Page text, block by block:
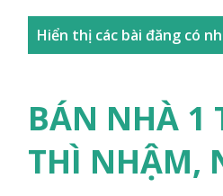
Hiển thị các bài đăng có
BÁN NHÀ 1
THÌ NHẬM,